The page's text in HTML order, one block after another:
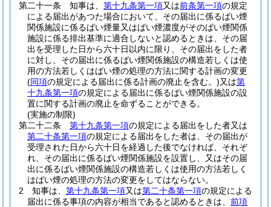
第二十一条
知事は、 第十九条第一項又は前条第一項の規定
による届出があつた場合において、その届出に係るばい煙
関係施設に係るばい煙量又はばい煙濃度がそのばい煙関係
施設に係る排出基準に適合しないと認めるときは、その届
出を受理した日から六十日以内に限り、その届出をした者
に対し、その届出に係るばい煙関係施設の構造若しくは使
用の方法若しくはばい煙の処理の方法に関する計画の変更
(同項の規定による届出に係る計画の廃止を含む。)又は第
十九条第一項の規定による届出に係るばい煙関係施設の設
置に関する計画の廃止を命ずることができる。
(実施の制限)
第二十二条
第十九条第一項の規定による届出をした者又は
第二十条第一項の規定による届出をした者は、その届出が
受理された日から六十日を経過した後でなければ、それぞ
れ、その届出に係るばい煙関係施設を設置し、又はその届
出に係るばい煙関係施設の構造若しくは使用の方法若しく
はばい煙の処理の方法の変更をしてはならない。
2
知事は、 第十九条第一項又は第二十条第一項の規定による
届出に係る事項の内容が相当であると認めるときは、 前項